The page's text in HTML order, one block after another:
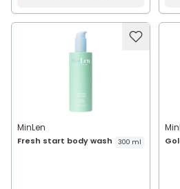
MinLen
Fresh start body wash 300 ml